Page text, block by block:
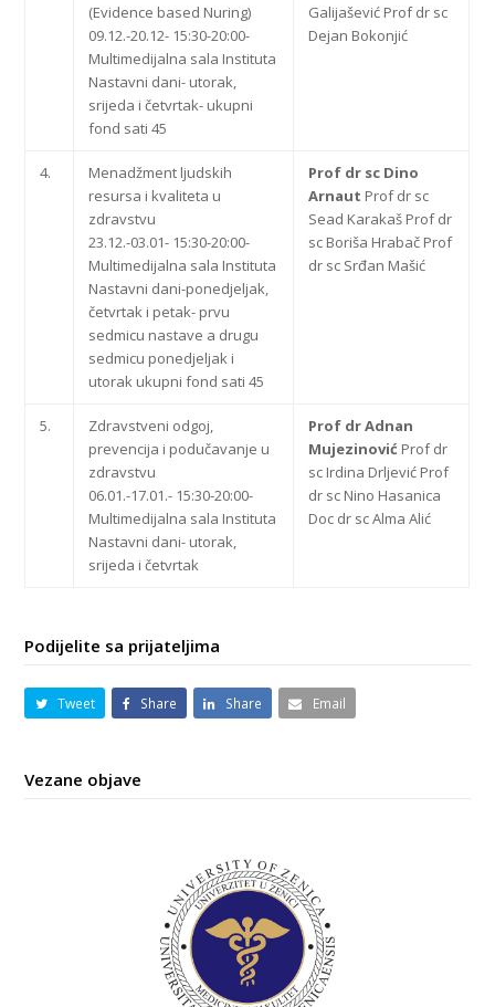
(Evidence based Nuring)
09.12.-20.12- 15:30-20:00-
Multimedijalna sala Instituta
Nastavni dani- utorak,
srijeda i četvrtak- ukupni
fond sati 45
Galijašević Prof dr sc
Dejan Bokonjić
4.
Menadžment ljudskih
resursa i kvaliteta u
zdravstvu
23.12.-03.01- 15:30-20:00-
Multimedijalna sala Instituta
Nastavni dani-ponedjeljak,
četvrtak i petak- prvu
sedmicu nastave a drugu
sedmicu ponedjeljak i
utorak ukupni fond sati 45
Prof dr sc Dino
Arnaut Prof dr sc
Sead Karakaš Prof dr
sc Boriša Hrabač Prof
dr sc Srđan Mašić
5.
Zdravstveni odgoj,
prevencija i podučavanje u
zdravstvu
06.01.-17.01.- 15:30-20:00-
Multimedijalna sala Instituta
Nastavni dani- utorak,
srijeda i četvrtak
Prof dr Adnan
Mujezinović Prof dr
sc Irdina Drljević Prof
dr sc Nino Hasanica
Doc dr sc Alma Alić
Podijelite sa prijateljima
Tweet Share Share Email
Vezane objave